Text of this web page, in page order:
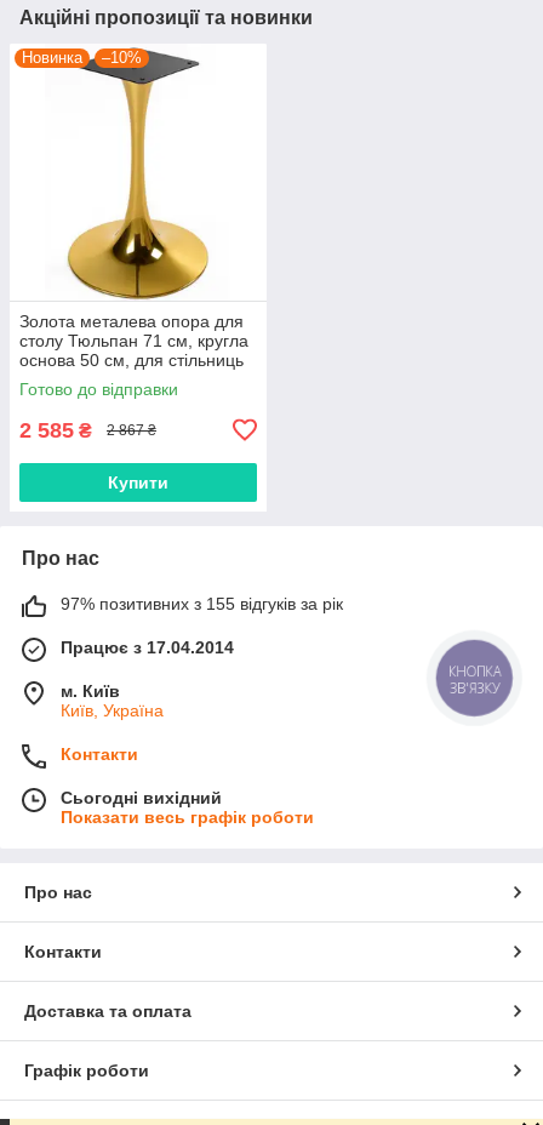
Акційні пропозиції та новинки
Новинка –10%
Золота металева опора для
столу Тюльпан 71 см, кругла
основа 50 см, для стільниць
60–80 см
Готово до відправки
2 585 ₴ 2 867 ₴
Купити
Про нас
97% позитивних з 155 відгуків за рік
Працює з 17.04.2014
м. Київ
Київ, Україна
Контакти
Сьогодні вихідний
Показати весь графік роботи
Про нас
Контакти
Доставка та оплата
Графік роботи
КНОПКА
ЗВ'ЯЗКУ